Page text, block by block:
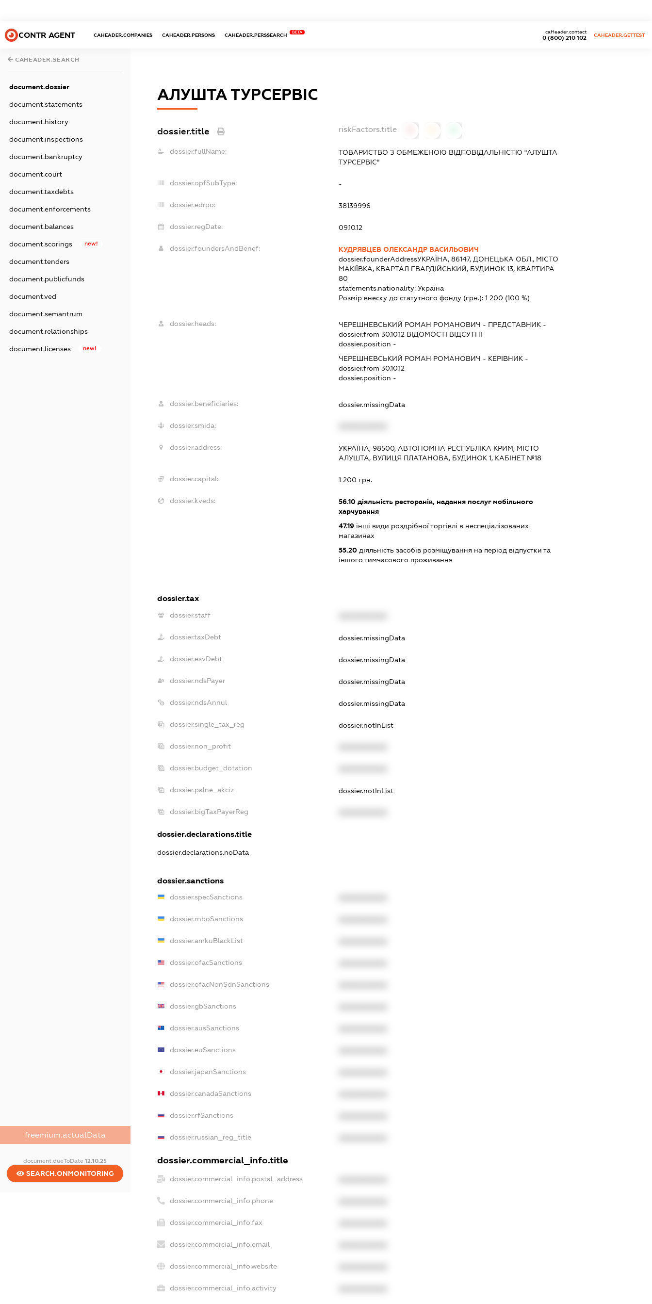
CONTR AGENT CAHEADER.COMPANIES CAHEADER.PERSONS CAHEADER.PERSSEARCH
BETA
0 (800) 210 102
caHeader.contact
CAHEADER.GETTEST
CAHEADER.SEARCH
document.dossier
document.statements
document.history
document.inspections
document.bankruptcy
document.court
document.taxdebts
document.enforcements
document.balances
document.scorings new!
document.tenders
document.publicfunds
document.ved
document.semantrum
document.relationships
document.licenses new!
freemium.actualData
document.dueToDate12.10.25
SEARCH.ONMONITORING
АЛУШТА ТУРСЕРВІС
dossier.title riskFactors.title
dossier.fullName:
ТОВАРИСТВО З ОБМЕЖЕНОЮ ВІДПОВІДАЛЬНІСТЮ "АЛУШТА
ТУРСЕРВІС"
dossier.opfSubType: -
dossier.edrpo: 38139996
dossier.regDate: 09.10.12
dossier.foundersAndBenef:
КУДРЯВЦЕВ ОЛЕКСАНДР ВАСИЛЬОВИЧ
dossier.founderAddressУКРАЇНА, 86147, ДОНЕЦЬКА ОБЛ., МІСТО
МАКІЇВКА, КВАРТАЛ ГВАРДІЙСЬКИЙ, БУДИНОК 13, КВАРТИРА
80
statements.nationality: Україна
Розмір внеску до статутного фонду (грн.): 1 200 (100 %)
dossier.heads: ЧЕРЕШНЕВСЬКИЙ РОМАН РОМАНОВИЧ - ПРЕДСТАВНИК-
dossier.from 30.10.12ВІДОМОСТІ ВІДСУТНІ
dossier.position -
ЧЕРЕШНЕВСЬКИЙ РОМАН РОМАНОВИЧ - КЕРІВНИК-
dossier.from 30.10.12
dossier.position -
dossier.beneficiaries: dossier.missingData
dossier.smida:
dossier.address:
УКРАЇНА, 98500, АВТОНОМНА РЕСПУБЛІКА КРИМ, МІСТО
АЛУШТА, ВУЛИЦЯ ПЛАТАНОВА, БУДИНОК 1, КАБІНЕТ №18
dossier.capital: 1 200 грн.
dossier.kveds: 56.10діяльність ресторанів, надання послуг мобільного
харчування
47.19інші види роздрібної торгівлі в неспеціалізованих
магазинах
55.20діяльність засобів розміщування на період відпустки та
іншого тимчасового проживання
dossier.tax
dossier.staff
dossier.taxDebt dossier.missingData
dossier.esvDebt dossier.missingData
dossier.ndsPayer dossier.missingData
dossier.ndsAnnul dossier.missingData
dossier.single_tax_reg dossier.notInList
dossier.non_profit
dossier.budget_dotation
dossier.palne_akciz dossier.notInList
dossier.bigTaxPayerReg
dossier.declarations.title
dossier.declarations.noData
dossier.sanctions
dossier.specSanctions
dossier.rnboSanctions
dossier.amkuBlackList
dossier.ofacSanctions
dossier.ofacNonSdnSanctions
dossier.gbSanctions
dossier.ausSanctions
dossier.euSanctions
dossier.japanSanctions
dossier.canadaSanctions
dossier.rfSanctions
dossier.russian_reg_title
dossier.commercial_info.title
dossier.commercial_info.postal_address
dossier.commercial_info.phone
dossier.commercial_info.fax
dossier.commercial_info.email
dossier.commercial_info.website
dossier.commercial_info.activity